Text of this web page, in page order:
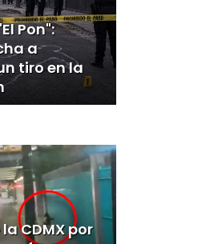
Pon":
a
tiro en la
CDMX por